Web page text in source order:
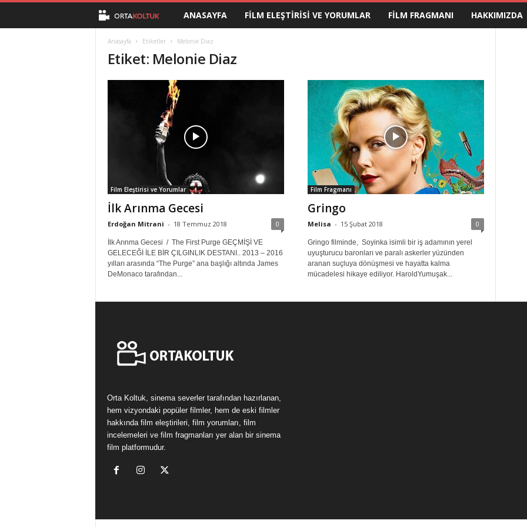
t
a
t
u
k
ANASAYFA FILM ELEŞTIRISI VE YORUMLAR FILM FRAGMANI HAKKIMIZDA
Anasayfa Etiketler Melonie Diaz
Etiket: Melonie Diaz
Film Eleştirisi ve Yorumlar
İlk Arınma Gecesi
Erdoğan Mitrani - 18 Temmuz 2018 0
İlk Arınma Gecesi / The First Purge GEÇMİŞİ VE
GELECEĞİ İLE BİR ÇILGINLIK DESTANI.. 2013 – 2016
yılları arasında “The Purge” ana başlığı altında James
DeMonaco tarafından...
Film Fragmanı
Gringo
Melisa - 15 Şubat 2018 0
Gringo filminde, Soyinka isimli bir iş adamının yerel
uyuşturucu baronları ve paralı askerler yüzünden
aranan suçluya dönüşmesi ve hayatta kalma
mücadelesi hikaye ediliyor. HaroldYumuşak...
Orta Koltuk, sinema severler tarafından hazırlanan,
hem vizyondaki popüler filmler, hem de eski filmler
hakkında film eleştirileri, film yorumları, film
incelemeleri ve film fragmanları yer alan bir sinema
film platformudur.